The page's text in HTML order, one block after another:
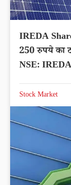
IREDA
250 रुपये का
NSE: IREDA
Stock Market